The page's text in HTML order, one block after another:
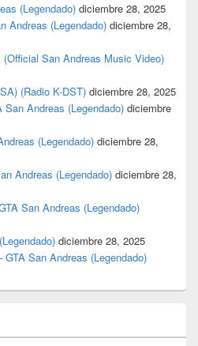
(Legendado) diciembre 28, 2025
Andreas (Legendado) diciembre 28,
(Official San Andreas Music Video)
(Radio K-DST) diciembre 28, 2025
Andreas (Legendado) diciembre
(Legendado) diciembre 28,
Andreas (Legendado) diciembre 28,
San Andreas (Legendado)
diciembre 28, 2025
San Andreas (Legendado)